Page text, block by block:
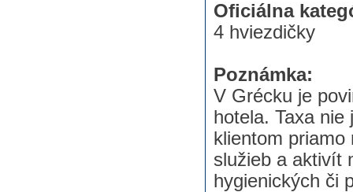
Oficiálna
4 hviezdičky
Poznámka:
V Grécku je
hotela. Taxa
klientom priamo
služieb a aktivít
hygienických či